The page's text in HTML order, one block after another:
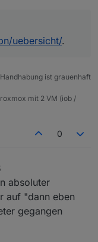
uebersicht/.
ist grauenhaft
mit 2 VM (iob /
0
absoluter
auf "dann eben
gegangen